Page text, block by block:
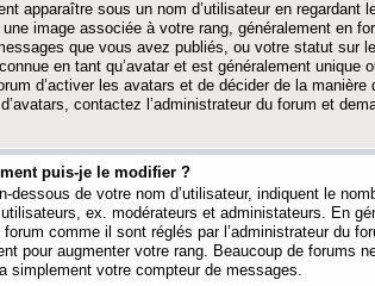
apparaître sous un nom d’utilisateur en regardant
image associée à votre rang, généralement en
que vous avez publiés, ou votre statut sur
en tant qu’avatar et est généralement unique
d’activer les avatars et de décider de la
contactez l’administrateur du forum et
puis-je le modifier ?
dessous de votre nom d’utilisateur, indiquent le
ex. modérateurs et administateurs. En
comme il sont réglés par l’administrateur du
pour augmenter votre rang. Beaucoup de forums
simplement votre compteur de messages.